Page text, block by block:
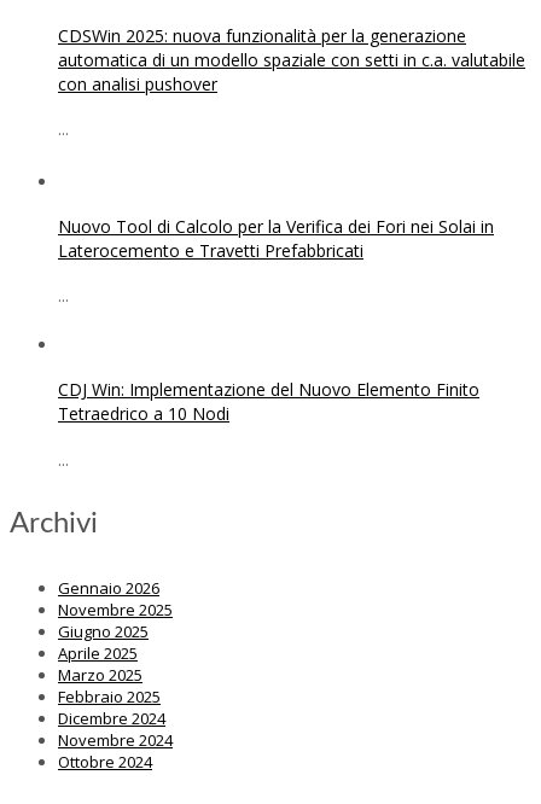
CDSWin 2025: nuova funzionalità per la generazione
automatica di un modello spaziale con setti in c.a. valutabile
con analisi pushover
...
Nuovo Tool di Calcolo per la Verifica dei Fori nei Solai in
Laterocemento e Travetti Prefabbricati
...
CDJ Win: Implementazione del Nuovo Elemento Finito
Tetraedrico a 10 Nodi
...
Archivi
Gennaio 2026
Novembre 2025
Giugno 2025
Aprile 2025
Marzo 2025
Febbraio 2025
Dicembre 2024
Novembre 2024
Ottobre 2024